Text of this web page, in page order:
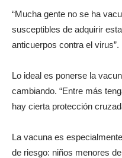
“Mucha gente no se ha
susceptibles de adquirir
anticuerpos contra el virus”.
Lo ideal es ponerse la
cambiando. “Entre más
hay cierta protección
La vacuna es
de riesgo: niños menores